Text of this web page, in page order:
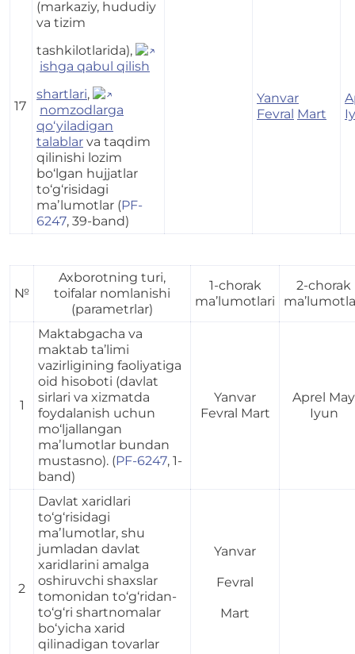
17
(markaziy, hududiy
va tizim
tashkilotlarida),
ishga qabul qilish
shartlari,
nomzodlarga
qo‘yiladigan
talablar va taqdim
qilinishi lozim
bo‘lgan hujjatlar
to‘g‘risidagi
maʼlumotlar (PF-
6247, 39-band)
Yanvar
Fevral Mart
№
Axborotning turi,
toifalar nomlanishi
(parametrlar)
1-chorak
ma’lumotlari
2-chorak
1
Maktabgacha va
maktab ta’limi
vazirligining faoliyatiga
oid hisoboti (davlat
sirlari va xizmatda
foydalanish uchun
mo‘ljallangan
maʼlumotlar bundan
mustasno). (PF-6247, 1-
band)
Yanvar
Fevral Mart
Aprel May
Iyun
2
Davlat xaridlari
to‘g‘risidagi
maʼlumotlar, shu
jumladan davlat
xaridlarini amalga
oshiruvchi shaxslar
tomonidan to‘g‘ridan-
to‘g‘ri shartnomalar
bo‘yicha xarid
qilinadigan tovarlar
Yanvar
Fevral
Mart